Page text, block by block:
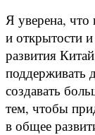
Я уверена,
и открытости
развития
поддерживать
создавать
тем, чтобы
в общее